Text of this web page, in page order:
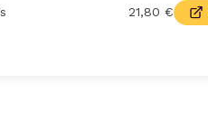
21,80 €